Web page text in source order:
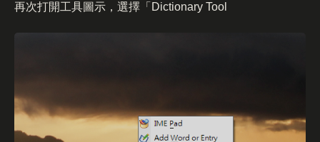
再次打開工具圖示，選擇「Dictionary Tool